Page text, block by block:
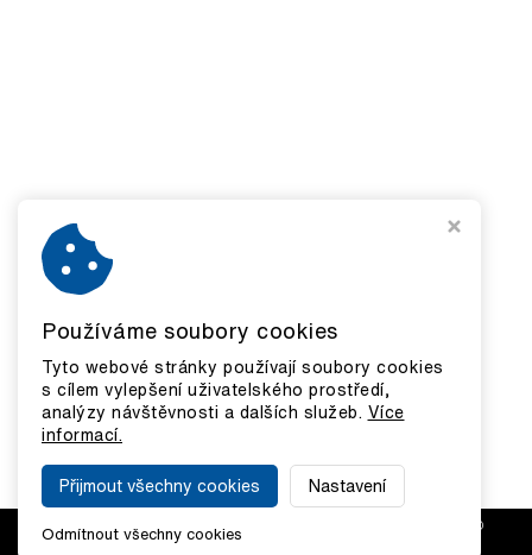
ODSTOUPIT OD
Používáme soubory cookies
Tyto webové stránky používají soubory cookies
s cílem vylepšení uživatelského prostředí,
analýzy návštěvnosti a dalších služeb. Více
informací.
Přijmout všechny cookies Nastavení
Odmítnout všechny cookies